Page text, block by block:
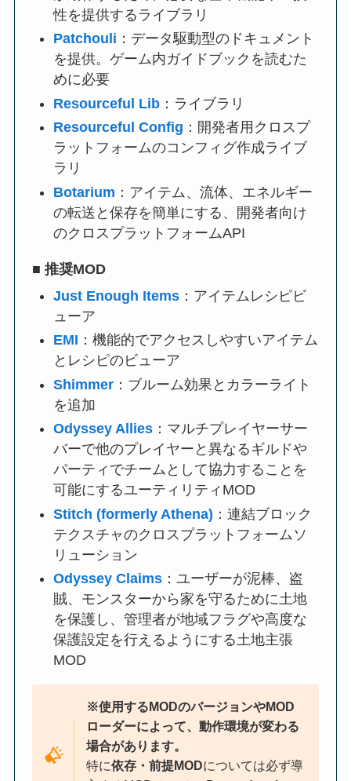
性を提供するライブラリ
Patchouli ：データ駆動型のドキュメント
を提供。ゲーム内ガイドブックを読むた
めに必要
Resourceful Lib ：ライブラリ
Resourceful Config ：開発者用クロスプ
ラットフォームのコンフィグ作成ライブ
ラリ
Botarium ：アイテム、流体、エネルギー
の転送と保存を簡単にする、開発者向け
のクロスプラットフォームAPI
■推奨MOD
Just Enough Items ：アイテムレシピビ
ューア
EMI ：機能的でアクセスしやすいアイテム
とレシピのビューア
Shimmer ：ブルーム効果とカラーライト
を追加
Odyssey Allies ：マルチプレイヤーサー
バーで他のプレイヤーと異なるギルドや
パーティでチームとして協力することを
可能にするユーティリティMOD
Stitch (formerly Athena) ：連結ブロック
テクスチャのクロスプラットフォームソ
リューション
Odyssey Claims ：ユーザーが泥棒、盗
賊、モンスターから家を守るために土地
を保護し、管理者が地域フラグや高度な
保護設定を行えるようにする土地主張
MOD
※使用するMODのバージョンやMOD
ローダーによって、動作環境が変わる
場合があります。
特に依存・前提MODについては必ず導